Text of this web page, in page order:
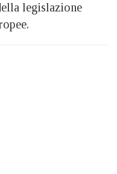
legislazione